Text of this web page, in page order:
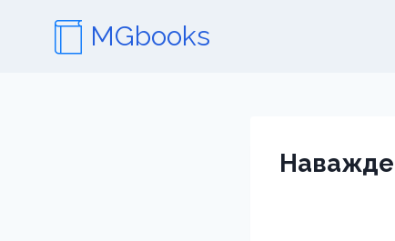
содержимому
MGbooks